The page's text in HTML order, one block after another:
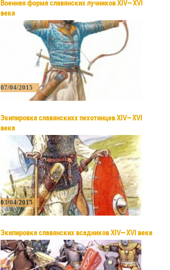
Военная форма славянских лучников XIV—XVI
века
07/04/2015
Экипировка славянскихх пехотинцев XIV—XVI
века
03/04/2015
Экипировка славянских всадников XIV—XVI века